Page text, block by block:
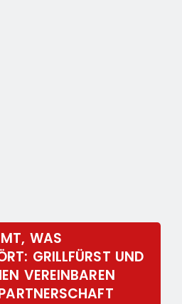
WAS
GRILLFÜRST UND
VEREINBAREN